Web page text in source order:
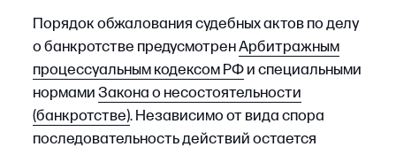
Отсутствие хотя бы одного из этих документов
может привести к оставлению жалобы без
движения, и впоследствии (если нарушение
не будет устранено в установленный судом
срок) — возвращению жалобы заявителю без
рассмотрения по существу.
ШАГ 7